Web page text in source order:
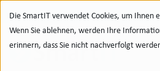
Die SmartIT verwendet Cookies, um Ihnen
Wenn Sie ablehnen, werden Ihre
erinnern, dass Sie nicht nachverfolgt